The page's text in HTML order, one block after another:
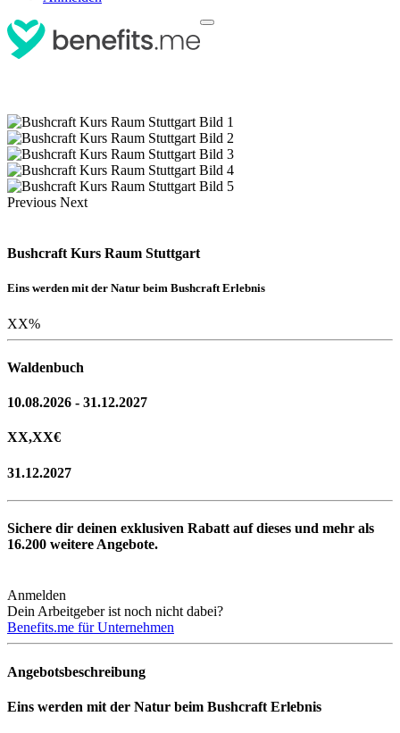
Previous Next
Bushcraft Kurs Raum Stuttgart
Eins werden mit der Natur beim Bushcraft Erlebnis
XX%
Waldenbuch
10.08.2026 - 31.12.2027
XX,XX€
31.12.2027
Sichere dir deinen exklusiven Rabatt auf dieses und mehr als
16.200 weitere Angebote.
Anmelden
Dein Arbeitgeber ist noch nicht dabei?
Benefits.me für Unternehmen
Angebotsbeschreibung
Eins werden mit der Natur beim Bushcraft Erlebnis